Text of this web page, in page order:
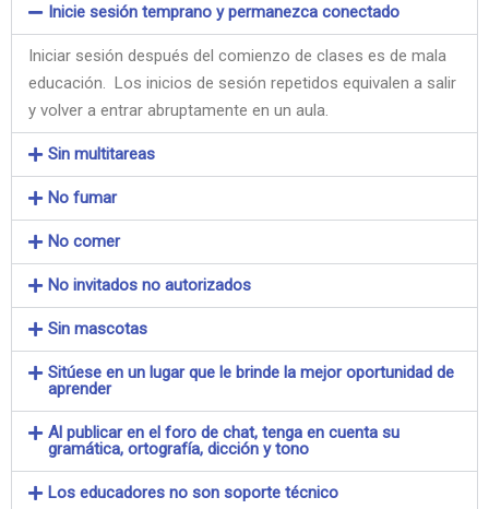
Inicie sesión temprano y permanezca conectado
Iniciar sesión después del comienzo de clases es de mala
educación. Los inicios de sesión repetidos equivalen a salir
y volver a entrar abruptamente en un aula.
Sin multitareas
No fumar
No comer
No invitados no autorizados
Sin mascotas
Sitúese en un lugar que le brinde la mejor oportunidad de
aprender
Al publicar en el foro de chat, tenga en cuenta su
gramática, ortografía, dicción y tono
Los educadores no son soporte técnico